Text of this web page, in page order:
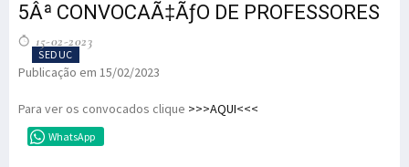
5Âª CONVOCAÃ‡ÃƒO DE PROFESSORES
SEDUC
15-02-2023
Publicação em 15/02/2023
Para ver os convocados clique >>>AQUI<<<
WhatsApp